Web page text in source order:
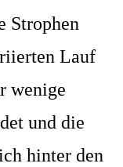
Strophen
Lauf
wenige
und die
hinter den